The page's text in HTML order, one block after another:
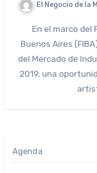
El Negocio de la
En el marco del Festival Internacional de
Buenos Aires
del Mercado de
2019, una
Agenda